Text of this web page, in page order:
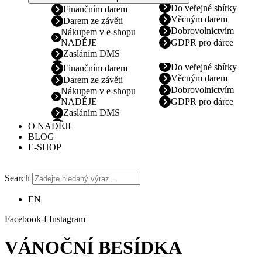
Finančním darem
Darem ze závěti
Nákupem v e-shopu
NADĚJE
Zasláním DMS
Do veřejné sbírky
Věcným darem
Dobrovolnictvím
GDPR pro dárce
Finančním darem
Darem ze závěti
Nákupem v e-shopu
NADĚJE
Zasláním DMS
Do veřejné sbírky
Věcným darem
Dobrovolnictvím
GDPR pro dárce
O NADĚJI
BLOG
E-SHOP
Search
EN
Facebook-f Instagram
VÁNOČNÍ BESÍDKA